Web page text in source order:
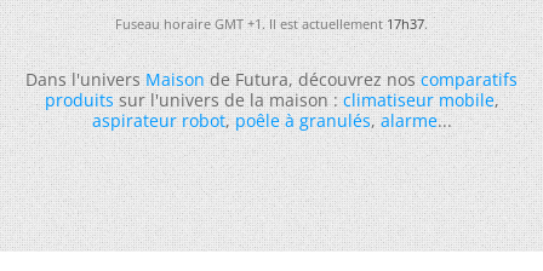
Fuseau horaire GMT +1. Il est actuellement17h37.
Dans l'universMaisonde Futura, découvrez noscomparatifs
produitssur l'univers de la maison :climatiseur mobile,
aspirateur robot,poêle à granulés,alarme...